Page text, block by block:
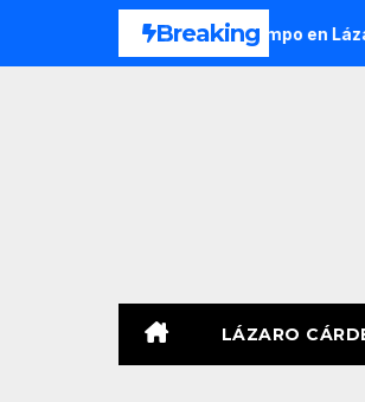
Breaking
Melchor Ocampo en Lázaro
LÁZARO